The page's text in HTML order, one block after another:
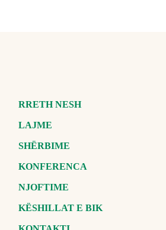
RRETH NESH
LAJME
SHËRBIME
KONFERENCA
NJOFTIME
KËSHILLAT E BIK